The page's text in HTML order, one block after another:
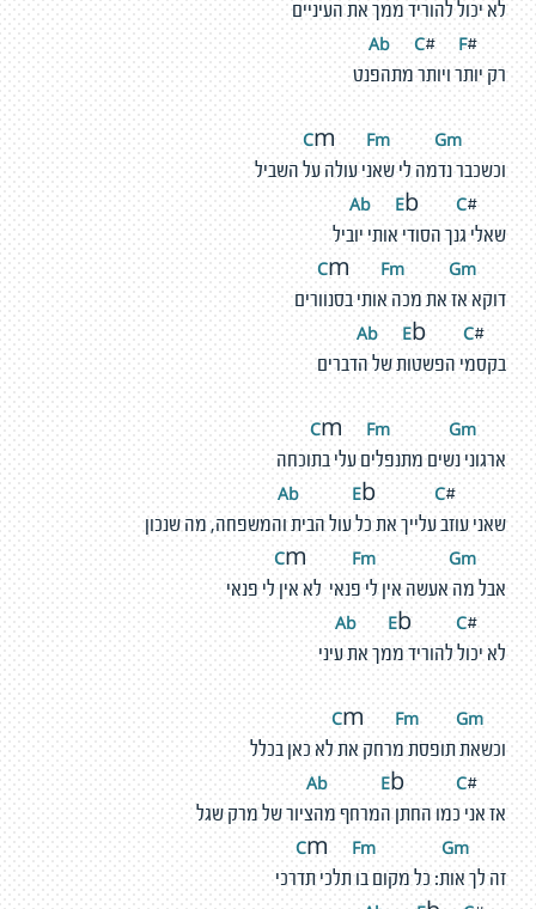
לא יכול להוריד ממך את העיניים
#
Ab C# F
רק יותר ויותר מתהפנט
m Fm Gm
וכשכבר נדמה לי שאני עולה על השביל
#
Ab Eb C
שאלי גנך הסודי אותי יוביל
m Fm Gm
דוקא אז את מכה אותי בסנוורים
#
Ab Eb C
בקסמי הפשטות של הדברים
m Fm Gm
ארגוני נשים מתנפלים עלי בתוכחה
#
Ab Eb C
שאני עוזב עלייך את כל עול הבית והמשפחה, מה שנכון
m Fm Gm
אבל מה אעשה אין לי פנאי לא אין לי פנאי
#
Ab Eb C
לא יכול להוריד ממך את עיני
m Fm Gm
וכשאת תופסת מרחק את לא כאן בכלל
#
Ab Eb C
אז אני כמו החתן המרחף מהציור של מרק שגל
m Fm Gm
זה לך אות: כל מקום בו תלכי תדרכי